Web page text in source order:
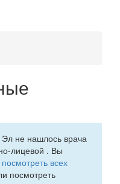
не нашлось врача
лицевой . Вы
посмотреть всех
посмотреть